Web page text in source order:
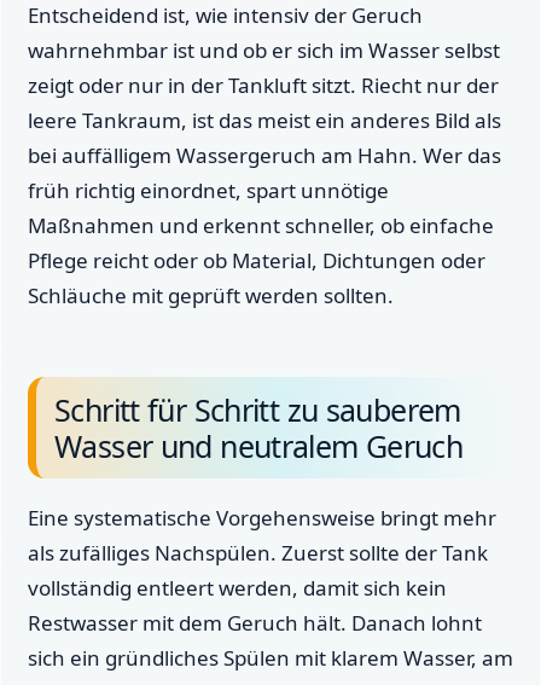
Entscheidend ist, wie intensiv der Geruch
wahrnehmbar ist und ob er sich im Wasser selbst
zeigt oder nur in der Tankluft sitzt. Riecht nur der
leere Tankraum, ist das meist ein anderes Bild als
bei auffälligem Wassergeruch am Hahn. Wer das
früh richtig einordnet, spart unnötige
Maßnahmen und erkennt schneller, ob einfache
Pflege reicht oder ob Material, Dichtungen oder
Schläuche mit geprüft werden sollten.
Schritt für Schritt zu sauberem
Wasser und neutralem Geruch
Eine systematische Vorgehensweise bringt mehr
als zufälliges Nachspülen. Zuerst sollte der Tank
vollständig entleert werden, damit sich kein
Restwasser mit dem Geruch hält. Danach lohnt
sich ein gründliches Spülen mit klarem Wasser, am